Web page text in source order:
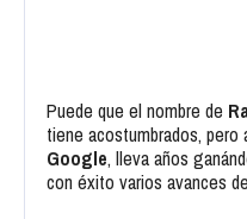
Puede que el nombre de
tiene acostumbrados,
Google, lleva años
con éxito varios avances